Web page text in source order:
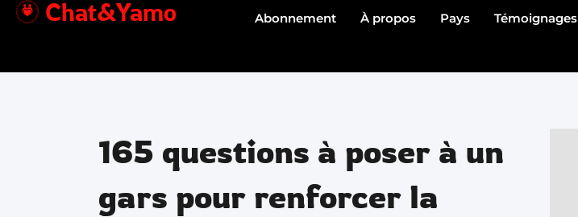
Aller
Chat&Yamo Abonnement À propos Pays Témoignages
165 questions à poser à un
gars pour renforcer la